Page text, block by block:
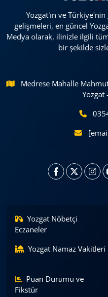
Yozgat'ın ve
gelişmeleri, en güncel
Medya olarak, ilinizle ilgili
bir şekilde
Medrese Mahalle
Yozgat
Yozgat Nöbetçi
Eczaneler
Yozgat Namaz Vakitleri
Puan Durumu ve
Fikstür